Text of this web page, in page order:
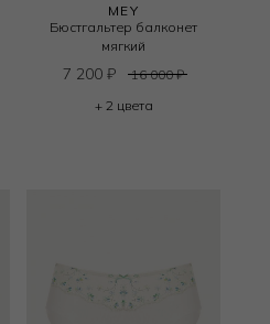
MEY
Бюстгальтер балконет
мягкий
7 200 ₽ 16 000₽
+ 2 цвета